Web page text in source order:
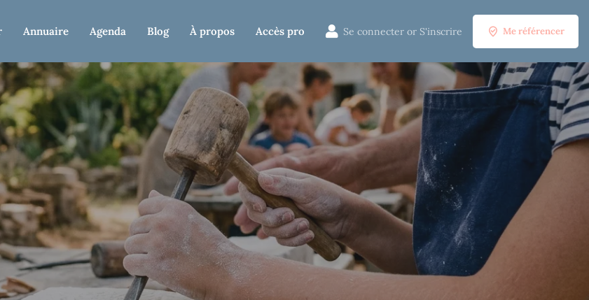
Annuaire Agenda Blog À propos Accès pro Se connecter or S'inscrire Me référencer